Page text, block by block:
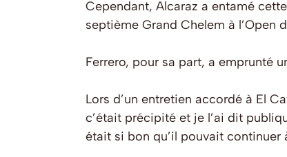
Cependant, Alcaraz a entamé
septième Grand Chelem à l’Open
Ferrero, pour sa part, a emprunté
Lors d’un entretien accordé à El
c’était précipité et je l’ai dit
était si bon qu’il pouvait continuer